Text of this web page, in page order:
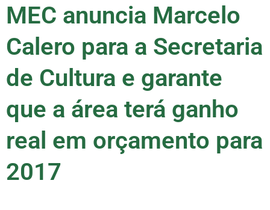
MEC anuncia Marcelo
Calero para a Secretaria
de Cultura e garante
que a área terá ganho
real em orçamento para
2017